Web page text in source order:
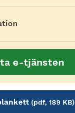
e-tjänsten
(pdf, 189 KB)